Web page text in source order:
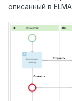
описанный в